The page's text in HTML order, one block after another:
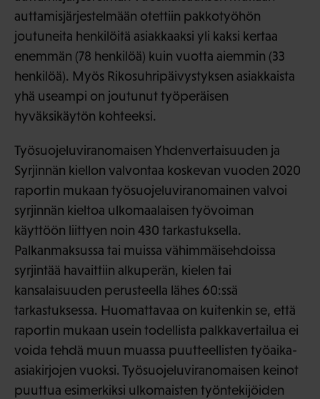
auttamisjärjestelmään otettiin pakkotyöhön
joutuneita henkilöitä asiakkaaksi yli kaksi kertaa
enemmän (78 henkilöä) kuin vuotta aiemmin (33
henkilöä). Myös Rikosuhripäivystyksen asiakkaista
yhä useampi on joutunut työperäisen
hyväksikäytön kohteeksi.
Työsuojeluviranomaisen Yhdenvertaisuuden ja
Syrjinnän kiellon valvontaa koskevan vuoden 2020
raportin mukaan työsuojeluviranomainen valvoi
syrjinnän kieltoa ulkomaalaisen työvoiman
käyttöön liittyen noin 430 tarkastuksella.
Palkanmaksussa tai muissa vähimmäisehdoissa
syrjintää havaittiin alkuperän, kielen tai
kansalaisuuden perusteella lähes 60:ssä
tarkastuksessa. Huomattavaa on kuitenkin se, että
raportin mukaan usein todellista palkkavertailua ei
voida tehdä muun muassa puutteellisten työaika-
asiakirjojen vuoksi. Työsuojeluviranomaisen keinot
puuttua esimerkiksi ulkomaisten työntekijöiden